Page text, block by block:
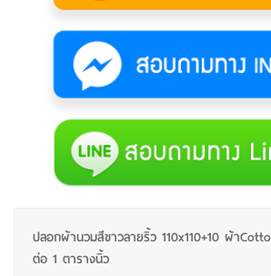
ปลอกผ้านวมสีขาวลายริ้ว 110x110+10 ผ้า
ต่อ 1 ตารางนิ้ว